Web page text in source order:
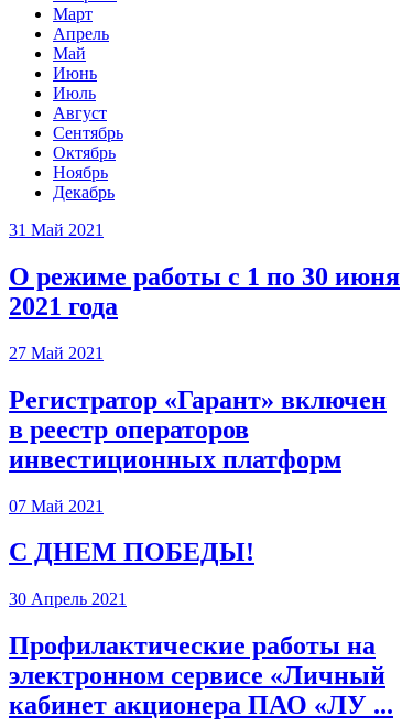
Март
Апрель
Май
Июнь
Июль
Август
Сентябрь
Октябрь
Ноябрь
Декабрь
31 Май 2021
О режиме работы с 1 по 30 июня
2021 года
27 Май 2021
Регистратор «Гарант» включен
в реестр операторов
инвестиционных платформ
07 Май 2021
С ДНЕМ ПОБЕДЫ!
30 Апрель 2021
Профилактические работы на
электронном сервисе «Личный
кабинет акционера ПАО «ЛУ ...